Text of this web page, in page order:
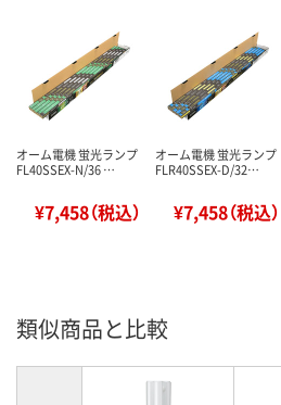
オーム電機 蛍光ランプ
FL40SSEX-N/36 …
¥7,458（税込）
オーム電機 蛍光ランプ
FLR40SSEX-D/32…
¥7,458（税込）
類似商品と比較